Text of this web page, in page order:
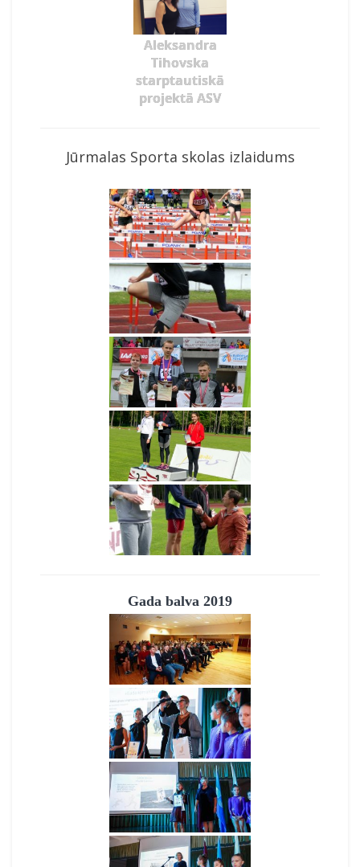
Aleksandra
Tihovska
starptautiskā
projektā ASV
Jūrmalas Sporta skolas izlaidums
Gada balva 2019